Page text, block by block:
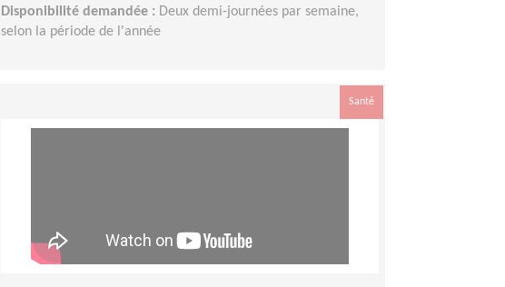
Disponibilité demandée : Deux demi-journées par semaine,
selon la période de l'année
Santé